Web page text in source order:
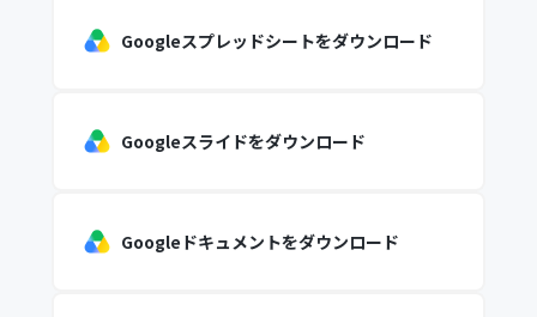
Googleスプレッドシートをダウンロード
Googleスライドをダウンロード
Googleドキュメントをダウンロード